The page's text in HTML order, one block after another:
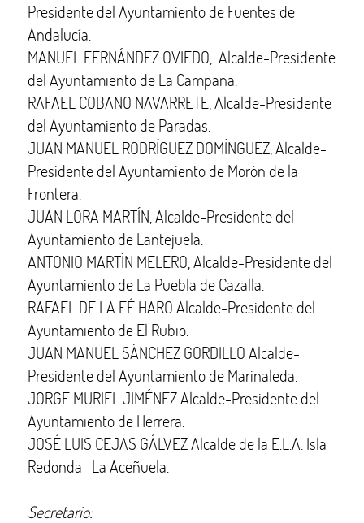
Presidente del Ayuntamiento de Fuentes de
Andalucía.
MANUEL FERNÁNDEZ OVIEDO, Alcalde-Presidente
del Ayuntamiento de La Campana.
RAFAEL COBANO NAVARRETE, Alcalde-Presidente
del Ayuntamiento de Paradas.
JUAN MANUEL RODRÍGUEZ DOMÍNGUEZ, Alcalde-
Presidente del Ayuntamiento de Morón de la
Frontera.
JUAN LORA MARTÍN, Alcalde-Presidente del
Ayuntamiento de Lantejuela.
ANTONIO MARTÍN MELERO, Alcalde-Presidente del
Ayuntamiento de La Puebla de Cazalla.
RAFAEL DE LA FÉ HARO Alcalde-Presidente del
Ayuntamiento de El Rubio.
JUAN MANUEL SÁNCHEZ GORDILLO Alcalde-
Presidente del Ayuntamiento de Marinaleda.
JORGE MURIEL JIMÉNEZ Alcalde-Presidente del
Ayuntamiento de Herrera.
JOSÉ LUIS CEJAS GÁLVEZ Alcalde de la E.L.A. Isla
Redonda -La Aceñuela.
Secretario: